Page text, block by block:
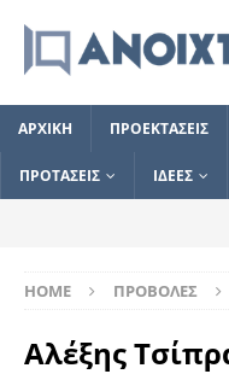
ΑΡΧΙΚΗ ΠΡΟΕΚΤΑΣΕΙΣ
ΠΡΟΤΑΣΕΙΣ ΙΔΕΕΣ
HOME ΠΡΟΒΟΛΕΣ
Αλέξης